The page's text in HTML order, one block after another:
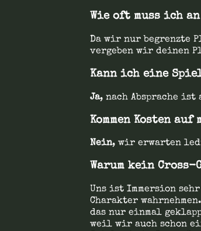
Wie oft muss ich
Da wir nur begrenzte
vergeben wir deinen
Kann ich eine
Ja, nach Absprache ist
Kommen Kosten auf
Nein, wir erwarten
Warum kein Cross-
Uns ist Immersion
Charakter
das nur einmal
weil wir auch schon